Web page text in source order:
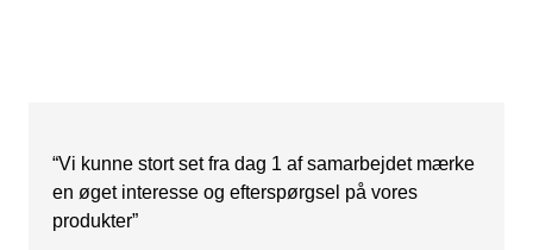
“Vi kunne stort set fra dag 1 af samarbejdet mærke
en øget interesse og efterspørgsel på vores
produkter”